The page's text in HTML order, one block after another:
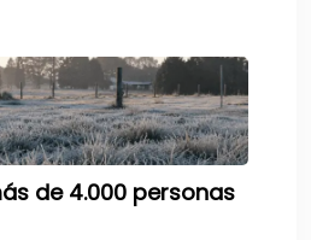
de 4.000 personas